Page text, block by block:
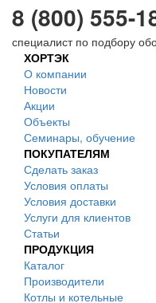
8 (800) 555-
специалист по подбору
ХОРТЭК
О компании
Новости
Акции
Объекты
Семинары, обучение
ПОКУПАТЕЛЯМ
Сделать заказ
Условия оплаты
Условия доставки
Услуги для клиентов
Статьи
ПРОДУКЦИЯ
Каталог
Производители
Котлы и котельные